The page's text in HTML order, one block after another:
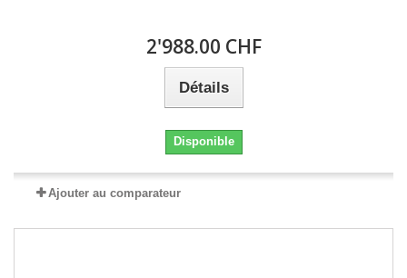
2'988.00 CHF
Détails
Disponible
Ajouter au comparateur